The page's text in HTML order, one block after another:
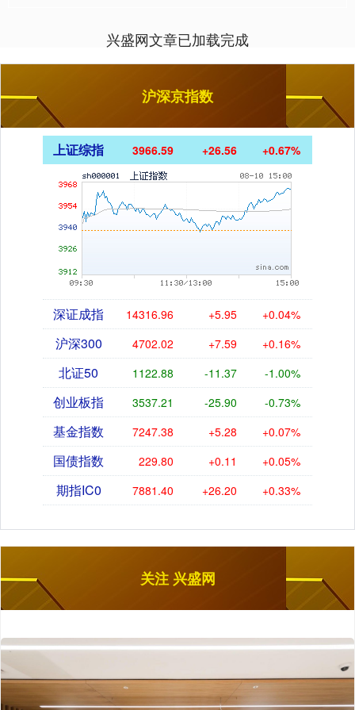
兴盛网文章已加载完成
沪深京指数
上证综指 3966.59 +26.56 +0.67%
深证成指 14316.96 +5.95 +0.04%
沪深300 4702.02 +7.59 +0.16%
北证50 1122.88 -11.37 -1.00%
创业板指 3537.21 -25.90 -0.73%
基金指数 7247.38 +5.28 +0.07%
国债指数 229.80 +0.11 +0.05%
期指IC0 7881.40 +26.20 +0.33%
关注 兴盛网